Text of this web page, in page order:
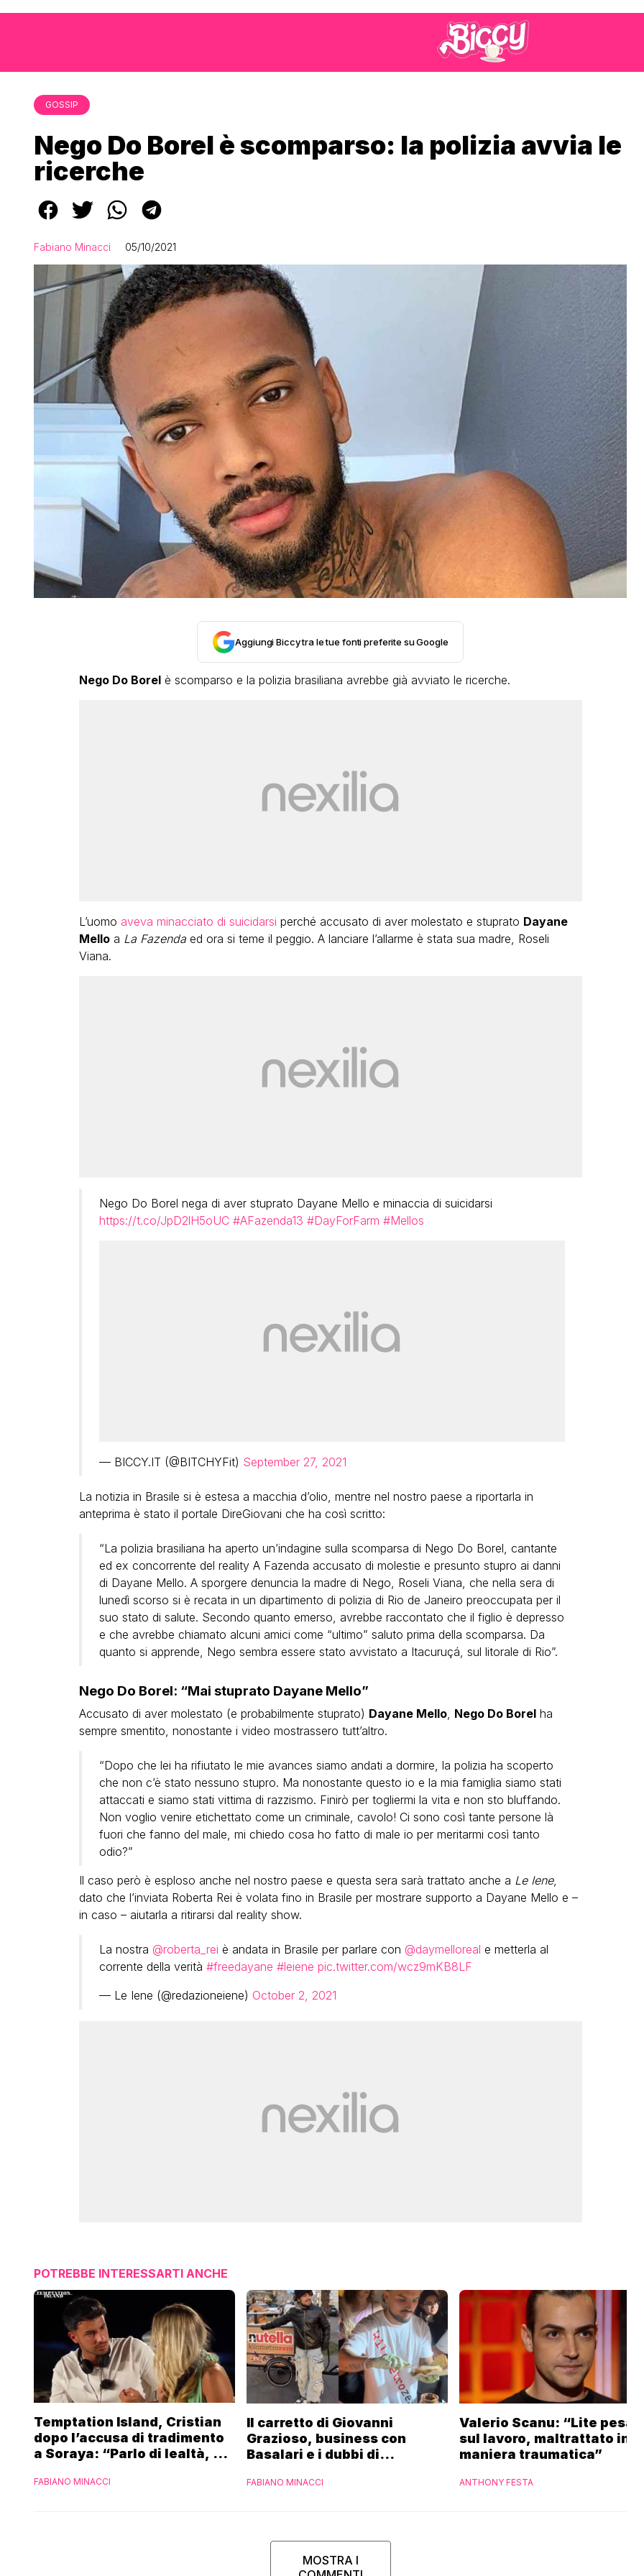
GOSSIP
Nego Do Borel è scomparso: la polizia avvia le
ricerche
Fabiano Minacci 05/10/2021
Aggiungi Biccy tra le tue fonti preferite su Google
Nego Do Borelè scomparso e la polizia brasiliana avrebbe già avviato le ricerche.
L’uomo aveva minacciato di suicidarsi perché accusato di aver molestato e stuprato Dayane
Melloa La Fazendaed ora si teme il peggio. A lanciare l’allarme è stata sua madre, Roseli
Viana.
Nego Do Borel nega di aver stuprato Dayane Mello e minaccia di suicidarsi
https://t.co/JpD2lH5oUC #AFazenda13 #DayForFarm #Mellos
— BICCY.IT (@BITCHYFit) September 27, 2021
La notizia in Brasile si è estesa a macchia d’olio, mentre nel nostro paese a riportarla in
anteprima è stato il portale DireGiovani che ha così scritto:
“La polizia brasiliana ha aperto un’indagine sulla scomparsa di Nego Do Borel, cantante
ed ex concorrente del reality A Fazenda accusato di molestie e presunto stupro ai danni
di Dayane Mello. A sporgere denuncia la madre di Nego, Roseli Viana, che nella sera di
lunedì scorso si è recata in un dipartimento di polizia di Rio de Janeiro preoccupata per il
suo stato di salute. Secondo quanto emerso, avrebbe raccontato che il figlio è depresso
e che avrebbe chiamato alcuni amici come “ultimo” saluto prima della scomparsa. Da
quanto si apprende, Nego sembra essere stato avvistato a Itacuruçá, sul litorale di Rio”.
Nego Do Borel: “Mai stuprato Dayane Mello”
Accusato di aver molestato (e probabilmente stuprato) Dayane Mello, Nego Do Borelha
sempre smentito, nonostante i video mostrassero tutt’altro.
“Dopo che lei ha rifiutato le mie avances siamo andati a dormire, la polizia ha scoperto
che non c’è stato nessuno stupro. Ma nonostante questo io e la mia famiglia siamo stati
attaccati e siamo stati vittima di razzismo. Finirò per togliermi la vita e non sto bluffando.
Non voglio venire etichettato come un criminale, cavolo! Ci sono così tante persone là
fuori che fanno del male, mi chiedo cosa ho fatto di male io per meritarmi così tanto
odio?”
Il caso però è esploso anche nel nostro paese e questa sera sarà trattato anche a Le Iene,
dato che l’inviata Roberta Rei è volata fino in Brasile per mostrare supporto a Dayane Mello e –
in caso – aiutarla a ritirarsi dal reality show.
La nostra @roberta_rei è andata in Brasile per parlare con @daymelloreal e metterla al
corrente della verità #freedayane #leiene pic.twitter.com/wcz9mKB8LF
— Le Iene (@redazioneiene) October 2, 2021
POTREBBE INTERESSARTI ANCHE
Temptation Island, Cristian
dopo l’accusa di tradimento
a Soraya: “Parlo di lealtà, ma
FABIANO MINACCI
Il carretto di Giovanni
Grazioso, business con
Basalari e i dubbi di
Ferrero”
FABIANO MINACCI
Valerio Scanu: “Lite
sul lavoro, maltrattato in
maniera traumatica”
ANTHONY FESTA
MOSTRA I